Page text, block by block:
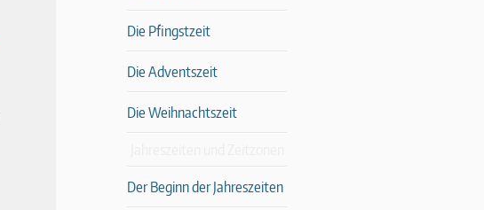
Die Pfingstzeit
Die Adventszeit
Die Weihnachtszeit
Der Beginn der Jahreszeiten